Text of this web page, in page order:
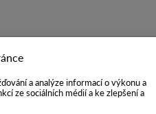
a analýze informací o výkonu a
ze sociálních médií a ke zlepšení a